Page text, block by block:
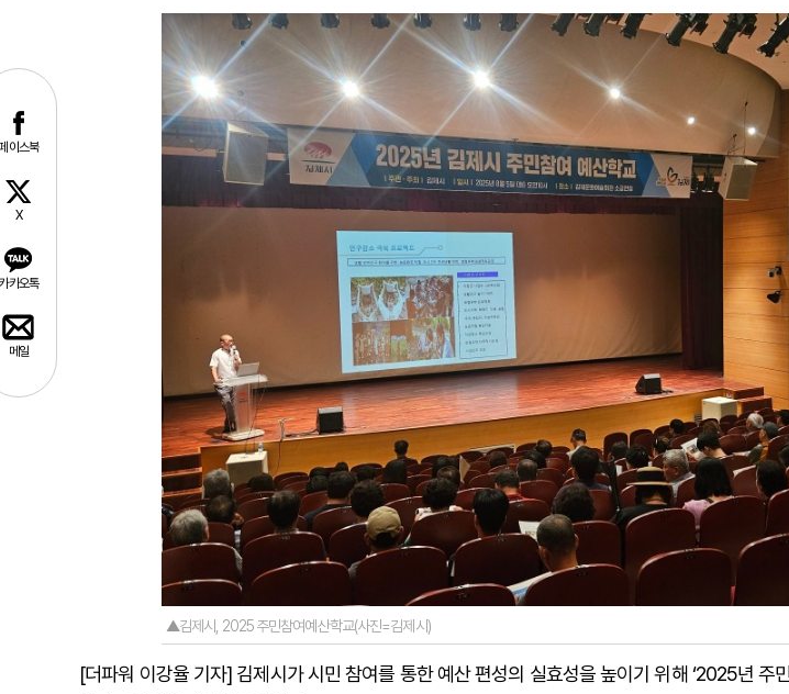
이스북
X
카오톡
메일
▲김제시, 2025 주민참여예산학교(사진=김제시)
[더파워 이강율 기자] 김제시가 시민 참여를 통한 예산 편성의 실효성을 높이기 위해 ‘2025년 주